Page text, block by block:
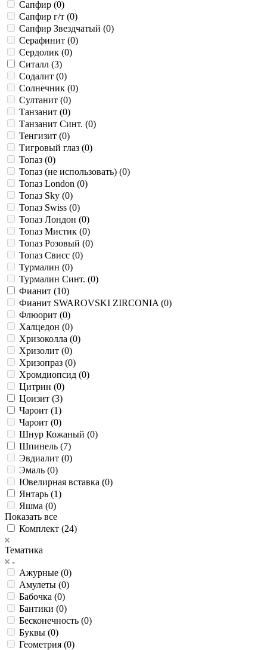
Сапфир (0)
Сапфир г/т (0)
Сапфир Звездчатый (0)
Серафинит (0)
Сердолик (0)
Ситалл (3)
Содалит (0)
Солнечник (0)
Султанит (0)
Танзанит (0)
Танзанит Синт. (0)
Тенгизит (0)
Тигровый глаз (0)
Топаз (0)
Топаз (не использовать) (0)
Топаз London (0)
Топаз Sky (0)
Топаз Swiss (0)
Топаз Лондон (0)
Топаз Мистик (0)
Топаз Розовый (0)
Топаз Свисс (0)
Турмалин (0)
Турмалин Синт. (0)
Фианит (10)
Фианит SWAROVSKI ZIRCONIA (0)
Флюорит (0)
Халцедон (0)
Хризоколла (0)
Хризолит (0)
Хризопраз (0)
Хромдиопсид (0)
Цитрин (0)
Цоизит (3)
Чароит (1)
Чароит (0)
Шнур Кожаный (0)
Шпинель (7)
Эвдиалит (0)
Эмаль (0)
Ювелирная вставка (0)
Янтарь (1)
Яшма (0)
Показать все
Комплект (24)
Тематика
Ажурные (0)
Амулеты (0)
Бабочка (0)
Бантики (0)
Бесконечность (0)
Буквы (0)
Геометрия (0)